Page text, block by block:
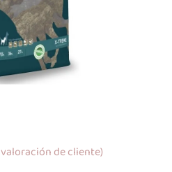
valoración de cliente)